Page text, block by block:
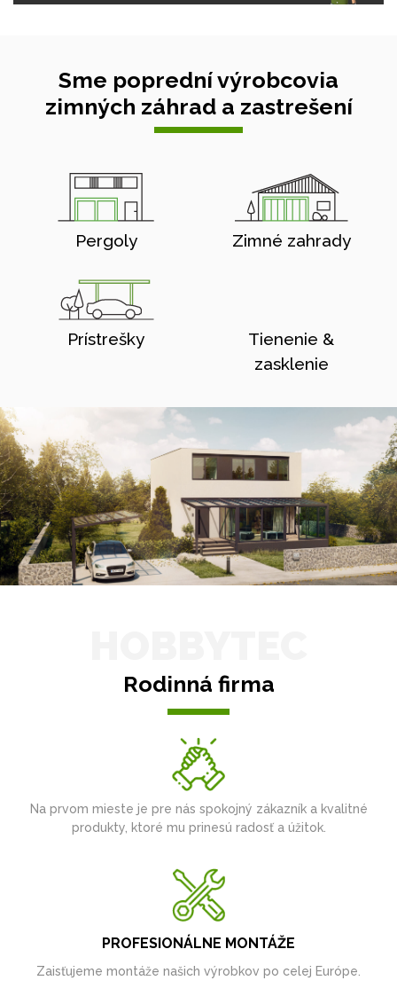
Sme poprední výrobcovia
zimných záhrad a zastrešení
Pergoly Zimné zahrady
Prístrešky
Tienenie &
zasklenie
Rodinná firma
Na prvom mieste je pre nás spokojný zákazník a kvalitné
produkty, ktoré mu prinesú radosť a úžitok.
PROFESIONÁLNE MONTÁŽE
Zaisťujeme montáže našich výrobkov po celej Európe.